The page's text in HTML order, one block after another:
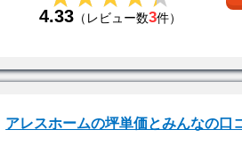
4.33 （レビュー数3件）
アレスホームの坪単価とみんなの口